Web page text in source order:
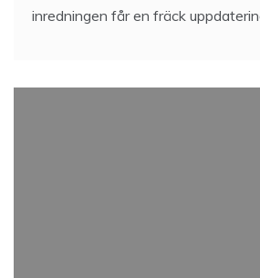
inredningen får en fräck